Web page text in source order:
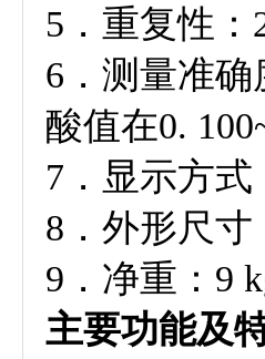
5．重复性：
6．测量准确
酸值在0.
7．显示方
8．外形尺寸
9．净重：9
主要功能及